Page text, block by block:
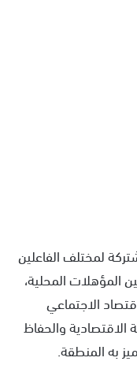
لمختلف الفاعلين
المؤهلات المحلية،
الاجتماعي
والحفاظ
به المنطقة.